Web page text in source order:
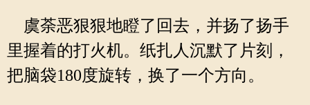
虞荼恶狠狠地瞪了回去，并扬了扬手
里握着的打火机。纸扎人沉默了片刻，
把脑袋180度旋转，换了一个方向。